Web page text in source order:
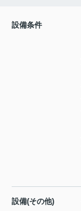
設備条件
設備(その他)